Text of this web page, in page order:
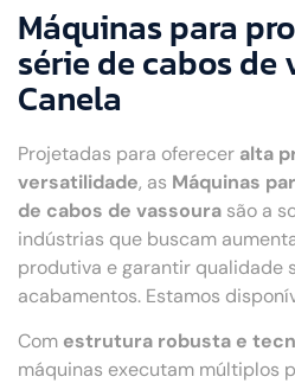
Máquinas para
série de cabos de
Canela
Projetadas para oferecer alta
versatilidade, as Máquinas
de cabos de vassoura são a
indústrias que buscam
produtiva e garantir qualidade
acabamentos. Estamos
Com estrutura robusta e
máquinas executam múltiplos